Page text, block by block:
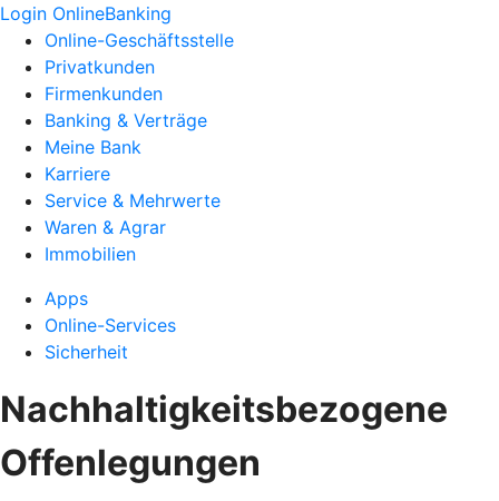
Login OnlineBanking
Online-Geschäftsstelle
Privatkunden
Firmenkunden
Banking & Verträge
Meine Bank
Karriere
Service & Mehrwerte
Waren & Agrar
Immobilien
Apps
Online-Services
Sicherheit
Nachhaltigkeitsbezogene
Offenlegungen